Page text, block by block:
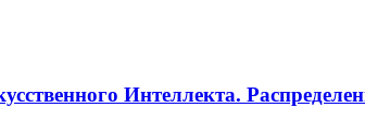
Интеллекта.